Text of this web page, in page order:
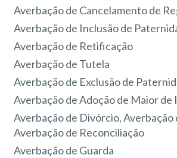
Averbação de Cancelamento de
Averbação de Inclusão de
Averbação de Retificação
Averbação de Tutela
Averbação de Exclusão de
Averbação de Adoção de Maior de
Averbação de Divórcio, Averbação
Averbação de Reconciliação
Averbação de Guarda